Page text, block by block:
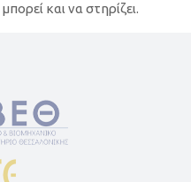
και να στηρίζει.